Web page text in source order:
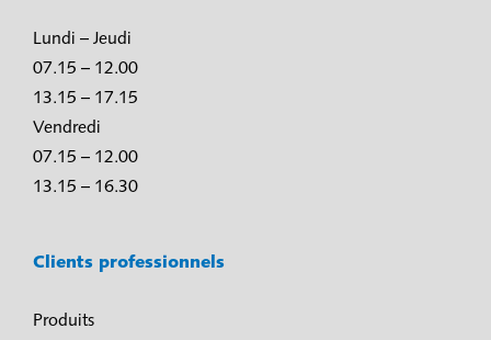
Lundi – Jeudi
07.15 – 12.00
13.15 – 17.15
Vendredi
07.15 – 12.00
13.15 – 16.30
Clients professionnels
Produits